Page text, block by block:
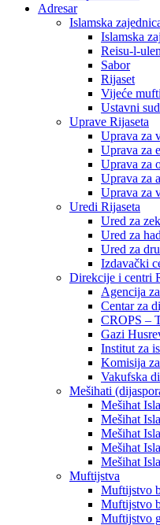
Adresar
Islamska
Islamska
Reisu-l-
Sabor
Rijaset
Vijeće
Ustavni sud
Uprave Rijaseta
Uprava za
Uprava za
Uprava za
Uprava za
Uprava za
Uredi Rijaseta
Ured za
Ured za
Ured za
Izdavački
Direkcije i centri
Agencija
Centar za
CROPS –
Gazi
Institut za
Komisija
Vakufska
Mešihati
Mešihat
Mešihat
Mešihat
Mešihat
Mešihat
Muftijstva
Muftijstvo
Muftijstvo
Muftijstvo